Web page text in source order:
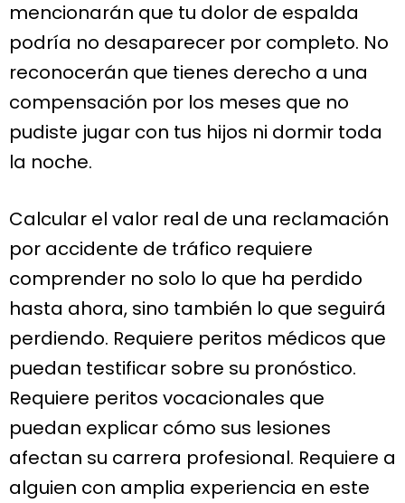
mencionarán que tu dolor de espalda
podría no desaparecer por completo. No
reconocerán que tienes derecho a una
compensación por los meses que no
pudiste jugar con tus hijos ni dormir toda
la noche.
Calcular el valor real de una reclamación
por accidente de tráfico requiere
comprender no solo lo que ha perdido
hasta ahora, sino también lo que seguirá
perdiendo. Requiere peritos médicos que
puedan testificar sobre su pronóstico.
Requiere peritos vocacionales que
puedan explicar cómo sus lesiones
afectan su carrera profesional. Requiere a
alguien con amplia experiencia en este